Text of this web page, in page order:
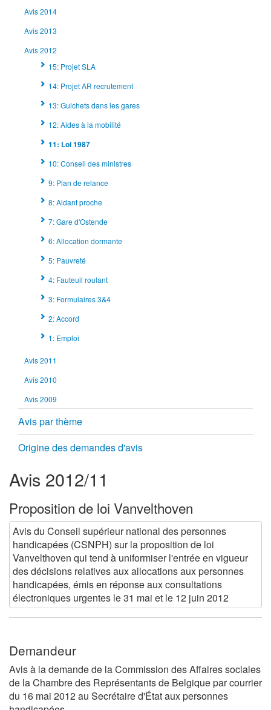
Avis 2014
Avis 2013
Avis 2012
15: Projet SLA
14: Projet AR recrutement
13: Guichets dans les gares
12: Aides à la mobilité
11: Loi 1987
10: Conseil des ministres
9: Plan de relance
8: Aidant proche
7: Gare d'Ostende
6: Allocation dormante
5: Pauvreté
4: Fauteuil roulant
3: Formulaires 3&4
2: Accord
1: Emploi
Avis 2011
Avis 2010
Avis 2009
Avis par thème
Origine des demandes d'avis
Avis 2012/11
Proposition de loi Vanvelthoven
Avis du Conseil supérieur national des personnes
handicapées (CSNPH) sur la proposition de loi
Vanvelthoven qui tend à uniformiser l'entrée en vigueur
des décisions relatives aux allocations aux personnes
handicapées, émis en réponse aux consultations
électroniques urgentes le 31 mai et le 12 juin 2012
Demandeur
Avis à la demande de la Commission des Affaires sociales
de la Chambre des Représentants de Belgique par courrier
du 16 mai 2012 au Secrétaire d'État aux personnes